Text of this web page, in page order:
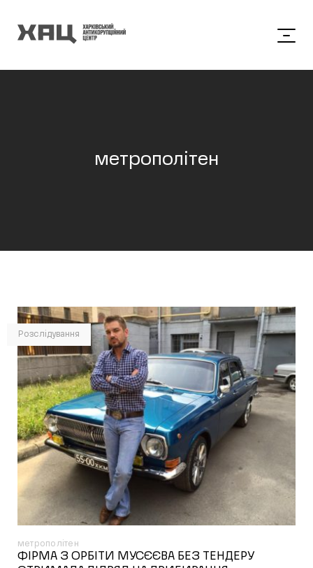
метрополітен
Розслідування
метрополітен
ФІРМА З ОРБІТИ МУСЄЄВА БЕЗ ТЕНДЕРУ